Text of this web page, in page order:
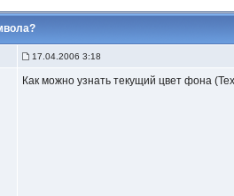
17.04.2006 3:18
Как можно узнать текущий цвет фона